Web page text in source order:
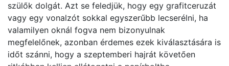
szülők dolgát. Azt se feledjük, hogy egy grafitceruzát
vagy egy vonalzót sokkal egyszerűbb lecserélni, ha
valamilyen oknál fogva nem bizonyulnak
megfelelőnek, azonban érdemes ezek kiválasztására is
időt szánni, hogy a szeptemberi hajrát követően